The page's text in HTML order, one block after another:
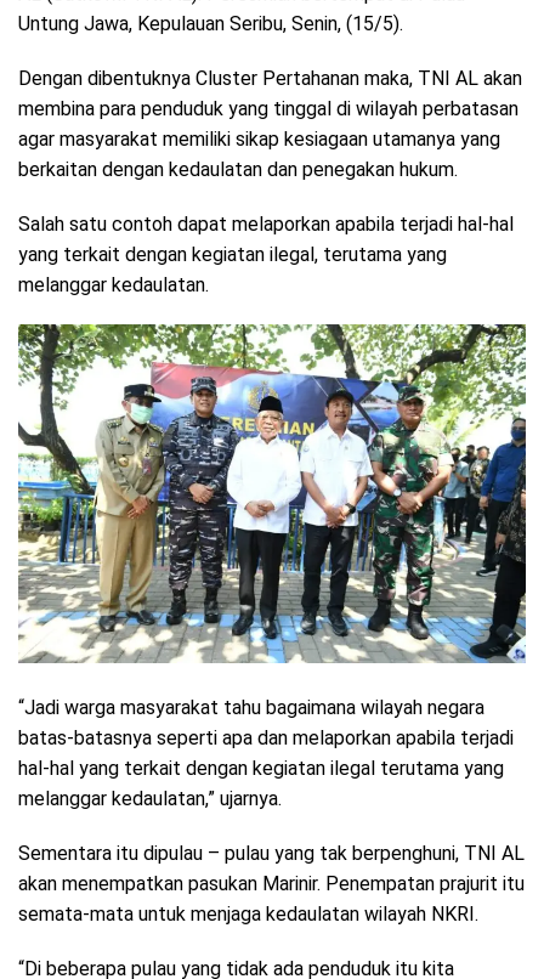
Untung Jawa, Kepulauan Seribu, Senin, (15/5).
Dengan dibentuknya Cluster Pertahanan maka, TNI AL akan
membina para penduduk yang tinggal di wilayah perbatasan
agar masyarakat memiliki sikap kesiagaan utamanya yang
berkaitan dengan kedaulatan dan penegakan hukum.
Salah satu contoh dapat melaporkan apabila terjadi hal-hal
yang terkait dengan kegiatan ilegal, terutama yang
melanggar kedaulatan.
“Jadi warga masyarakat tahu bagaimana wilayah negara
batas-batasnya seperti apa dan melaporkan apabila terjadi
hal-hal yang terkait dengan kegiatan ilegal terutama yang
melanggar kedaulatan,” ujarnya.
Sementara itu dipulau – pulau yang tak berpenghuni, TNI AL
akan menempatkan pasukan Marinir. Penempatan prajurit itu
semata-mata untuk menjaga kedaulatan wilayah NKRI.
“Di beberapa pulau yang tidak ada penduduk itu kita